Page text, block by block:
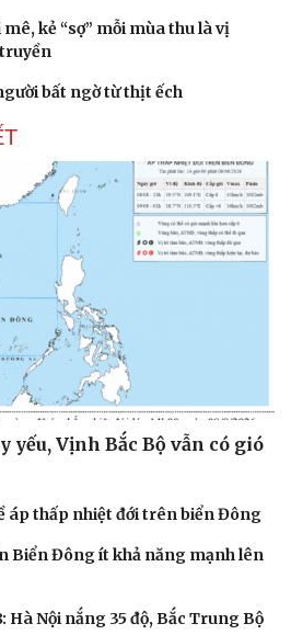
kẻ “sợ” mỗi mùa thu là vị
bất ngờ từ thịt ếch
yếu, Vịnh Bắc Bộ vẫn có gió
áp thấp nhiệt đới trên biển Đông
Biển Đông ít khả năng mạnh lên
Hà Nội nắng 35 độ, Bắc Trung Bộ